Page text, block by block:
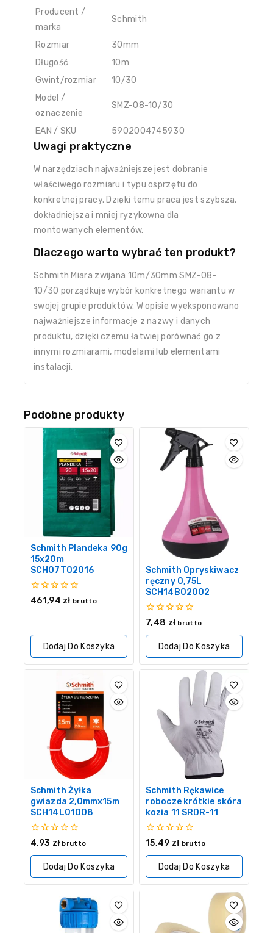
Producent /
marka
Schmith
Rozmiar
30mm
Długość
10m
Gwint/rozmiar
10/30
Model /
oznaczenie
SMZ-08-10/30
EAN / SKU 5902004745930
Uwagi praktyczne
W narzędziach najważniejsze jest dobranie
właściwego rozmiaru i typu osprzętu do
konkretnej pracy. Dzięki temu praca jest szybsza,
dokładniejsza i mniej ryzykowna dla
montowanych elementów.
Dlaczego warto wybrać ten produkt?
Schmith Miara zwijana 10m/30mm SMZ-08-
10/30 porządkuje wybór konkretnego wariantu w
swojej grupie produktów. W opisie wyeksponowano
najważniejsze informacje z nazwy i danych
produktu, dzięki czemu łatwiej porównać go z
innymi rozmiarami, modelami lub elementami
instalacji.
Podobne produkty
Schmith Plandeka 90g
15x20m
SCH07T02016
0
461,94 zł brutto
Dodaj Do Koszyka
Schmith Opryskiwacz
ręczny 0,75L
SCH14B02002
0
5
7,48 zł brutto
Dodaj Do Koszyka
Schmith Żyłka
gwiazda 2,0mmx15m
SCH14L01008
0
5
4,93 zł brutto
Dodaj Do Koszyka
Schmith Rękawice
robocze krótkie skóra
kozia 11 SRDR-11
0
5
15,49 zł brutto
Dodaj Do Koszyka